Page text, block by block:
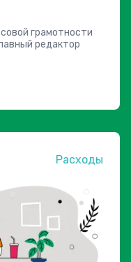
грамотности
редактор
Расходы